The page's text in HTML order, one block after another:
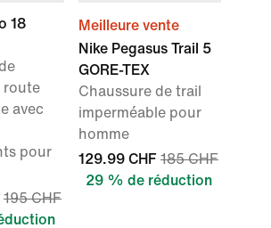
18
route
avec
pour
195 CHF
Meilleure vente
Nike Pegasus Trail 5
GORE-TEX
Chaussure de trail
imperméable pour
homme
129.99 CHF 185 CHF
29 % de réduction